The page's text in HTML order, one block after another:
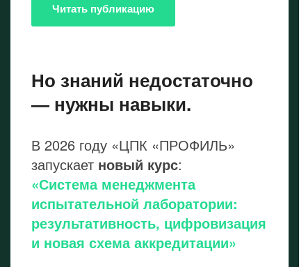
Читать публикацию
Но знаний недостаточно
— нужны навыки.
В 2026 году «ЦПК «ПРОФИЛЬ»
запускает новый курс:
«Система менеджмента
испытательной лаборатории:
результативность, цифровизация
и новая схема аккредитации»